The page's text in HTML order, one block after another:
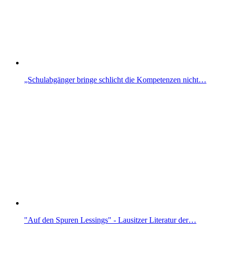
„Schulabgänger bringe schlicht die Kompetenzen nicht…
"Auf den Spuren Lessings" - Lausitzer Literatur der…